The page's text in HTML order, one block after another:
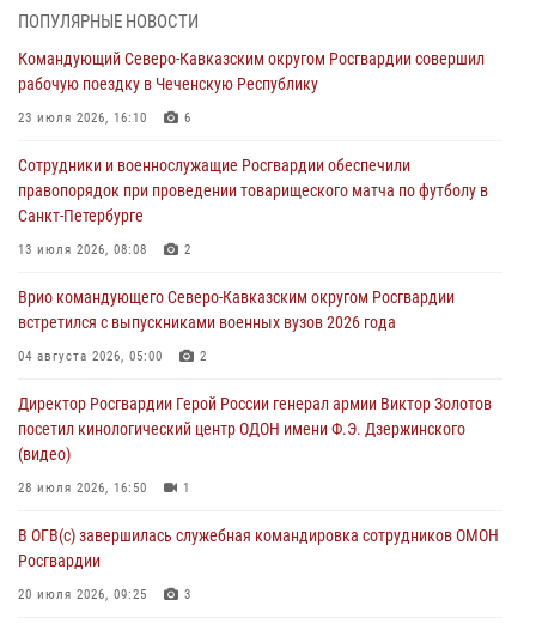
06 августа 2026, 12:35 1
Росгвардейцы провели выставку вооружения для участников сбора
«Гвардеец» в Пензе (видео)
06 августа 2026, 12:00
В Курске росгвардейцы приняли участие в митинге, посвященном
второй годовщине вторжения ВСУ на территорию области
06 августа 2026, 11:56
угрожавшего подростку травматическим пистолетом
06 августа 2026, 11:33
крупная нарколаборатория
ПОПУЛЯРНЫЕ НОВОСТИ
Командующий Северо-Кавказским округом Росгвардии совершил
рабочую поездку в Чеченскую Республику
23 июля 2026, 16:10 6
Сотрудники и военнослужащие Росгвардии обеспечили
правопорядок при проведении товарищеского матча по футболу в
Санкт-Петербурге
13 июля 2026, 08:08 2
Врио командующего Северо-Кавказским округом Росгвардии
встретился с выпускниками военных вузов 2026 года
04 августа 2026, 05:00 2
Директор Росгвардии Герой России генерал армии Виктор Золотов
посетил кинологический центр ОДОН имени Ф.Э. Дзержинского
(видео)
28 июля 2026, 16:50 1
В ОГВ(с) завершилась служебная командировка сотрудников ОМОН
Росгвардии
20 июля 2026, 09:25 3